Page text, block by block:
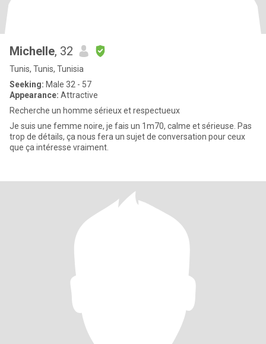
Michelle, 32
Tunis, Tunis, Tunisia
Seeking: Male 32 - 57
Appearance: Attractive
Recherche un homme sérieux et respectueux
Je suis une femme noire, je fais un 1m70, calme et sérieuse. Pas
trop de détails, ça nous fera un sujet de conversation pour ceux
que ça intéresse vraiment.